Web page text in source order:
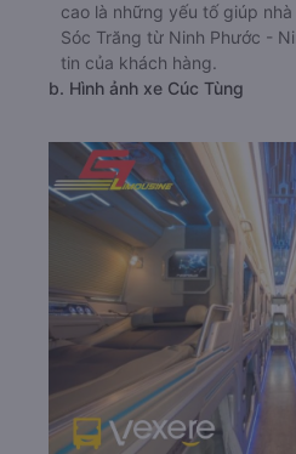
cao là những yếu tố giúp
Sóc Trăng từ Ninh Phước -
tin của khách hàng.
b. Hình ảnh xe Cúc Tùng